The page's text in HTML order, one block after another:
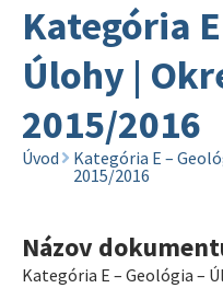
Kategória
Úlohy |
2015/2016
Úvod
Kategória E –
2015/2016
Názov
Kategória E – Geológia –